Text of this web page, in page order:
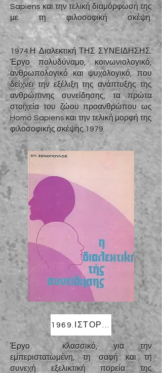
Sapiens και την τελική διαμόρφωσή της
με τη φιλοσοφική σκέψη.
1974.Η Διαλεκτική ΤΗΣ ΣΥΝΕΙΔΗΣΗΣ.
Έργο πολυδύναμο, κοινωνιολογικό,
ανθρωπολογικό και ψυχολογικό, που
δείχνει την εξέλιξη της ανάπτυξης της
ανθρώπινης συνείδησης, τα πρώτα
στοιχεία του ζώου προανθρώπου ως
Homo Sapiens και την τελική μορφή της
φιλοσοφικής σκέψης.1979.
Έργο
κλασσικό, για την
εμπεριστατωμένη, τη σαφή και τη
συνεχή εξελικτική πορεία της